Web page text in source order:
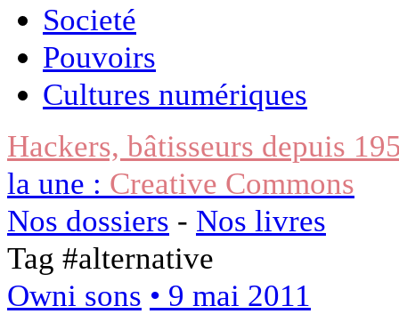
Societé
Pouvoirs
Cultures numériques
Hackers, bâtisseurs depuis
la une : Creative Commons
Nos dossiers - Nos livres
Tag #alternative
Owni sons • 9 mai 2011